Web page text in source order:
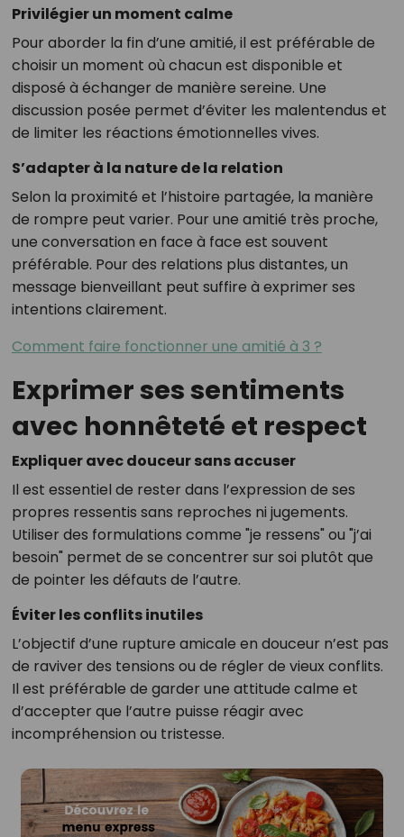
Privilégier un moment calme
Pour aborder la fin d’une amitié, il est préférable de
choisir un moment où chacun est disponible et
disposé à échanger de manière sereine. Une
discussion posée permet d’éviter les malentendus et
de limiter les réactions émotionnelles vives.
S’adapter à la nature de la relation
Selon la proximité et l’histoire partagée, la manière
de rompre peut varier. Pour une amitié très proche,
une conversation en face à face est souvent
préférable. Pour des relations plus distantes, un
message bienveillant peut suffire à exprimer ses
intentions clairement.
Comment faire fonctionner une amitié à 3 ?
Exprimer ses sentiments
avec honnêteté et respect
Expliquer avec douceur sans accuser
Il est essentiel de rester dans l’expression de ses
propres ressentis sans reproches ni jugements.
Utiliser des formulations comme "je ressens" ou "j’ai
besoin" permet de se concentrer sur soi plutôt que
de pointer les défauts de l’autre.
Éviter les conflits inutiles
L’objectif d’une rupture amicale en douceur n’est pas
de raviver des tensions ou de régler de vieux conflits.
Il est préférable de garder une attitude calme et
d’accepter que l’autre puisse réagir avec
incompréhension ou tristesse.